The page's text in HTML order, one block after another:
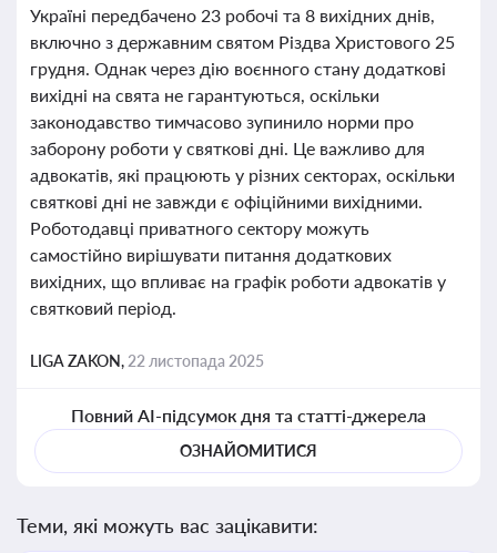
Україні передбачено 23 робочі та 8 вихідних днів,
включно з державним святом Різдва Христового 25
грудня. Однак через дію воєнного стану додаткові
вихідні на свята не гарантуються, оскільки
законодавство тимчасово зупинило норми про
заборону роботи у святкові дні. Це важливо для
адвокатів, які працюють у різних секторах, оскільки
святкові дні не завжди є офіційними вихідними.
Роботодавці приватного сектору можуть
самостійно вирішувати питання додаткових
вихідних, що впливає на графік роботи адвокатів у
святковий період.
LIGA ZAKON, 22 листопада 2025
Повний AI-підсумок дня та статті-джерела
ОЗНАЙОМИТИСЯ
Теми, які можуть вас зацікавити: